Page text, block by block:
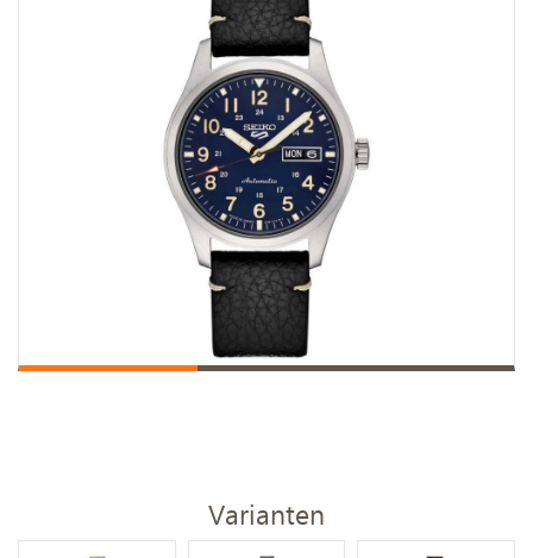
Varianten